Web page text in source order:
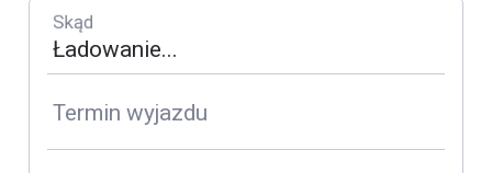
Skąd
Termin wyjazdu